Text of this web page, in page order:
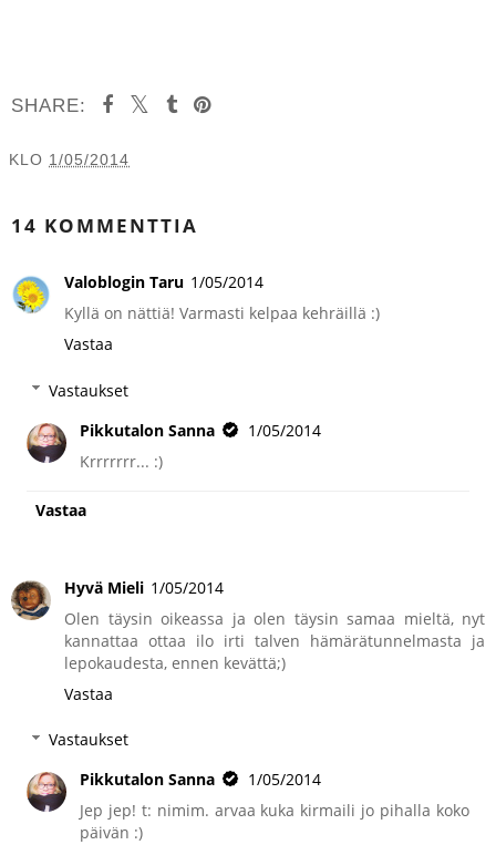
SHARE:
KLO 1/05/2014
14 KOMMENTTIA
Valoblogin Taru 1/05/2014
Kyllä on nättiä! Varmasti kelpaa kehräillä :)
Vastaa
Vastaukset
Pikkutalon Sanna
1/05/2014
Krrrrrrr... :)
Vastaa
Hyvä Mieli 1/05/2014
Olen täysin oikeassa ja olen täysin samaa mieltä, nyt
kannattaa ottaa ilo irti talven hämärätunnelmasta ja
lepokaudesta, ennen kevättä;)
Vastaa
Vastaukset
Pikkutalon Sanna
1/05/2014
Jep jep! t: nimim. arvaa kuka kirmaili jo pihalla koko
päivän :)